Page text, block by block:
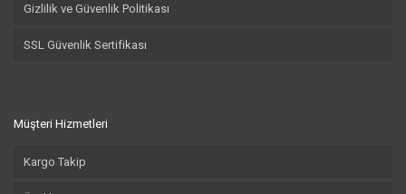
Gizlilik ve Güvenlik Politikası
SSL Güvenlik Sertifikası
Müşteri Hizmetleri
Kargo Takip